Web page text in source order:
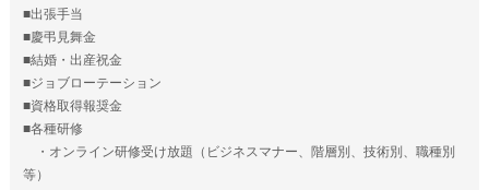
■出張手当
■慶弔見舞金
■結婚・出産祝金
■ジョブローテーション
■資格取得報奨金
■各種研修
・オンライン研修受け放題（ビジネスマナー、階層別、技術別、職種別
等）